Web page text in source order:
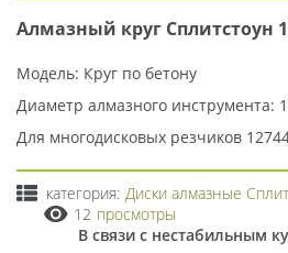
Алмазный круг Сплитстоун
Модель: Круг по бетону
Диаметр алмазного инструмента:
Для многодисковых резчиков
категория: Диски алмазные
12 просмотры
В связи с нестабильным